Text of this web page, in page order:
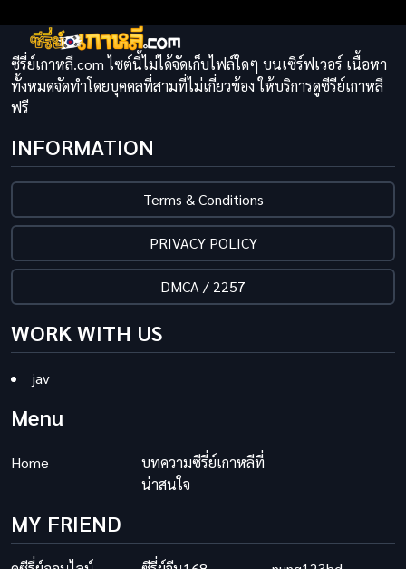
ซีรี่ย์เกาหลี.com ไซต์นี้ไม่ได้จัดเก็บไฟล์ใดๆ บนเซิร์ฟเวอร์ เนื้อหา
ทั้งหมดจัดทำโดยบุคคลที่สามที่ไม่เกี่ยวข้อง ให้บริการดูซีรีย์เกาหลี
ฟรี
INFORMATION
Terms & Conditions
PRIVACY POLICY
DMCA / 2257
WORK WITH US
jav
Menu
Home
บทความซีรี่ย์เกาหลีที่
น่าสนใจ
MY FRIEND